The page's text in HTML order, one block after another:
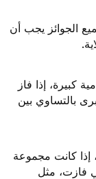
الجوائز يجب أن
كبيرة، إذا فاز
بالتساوي بين
كانت مجموعة
فازت، مثل